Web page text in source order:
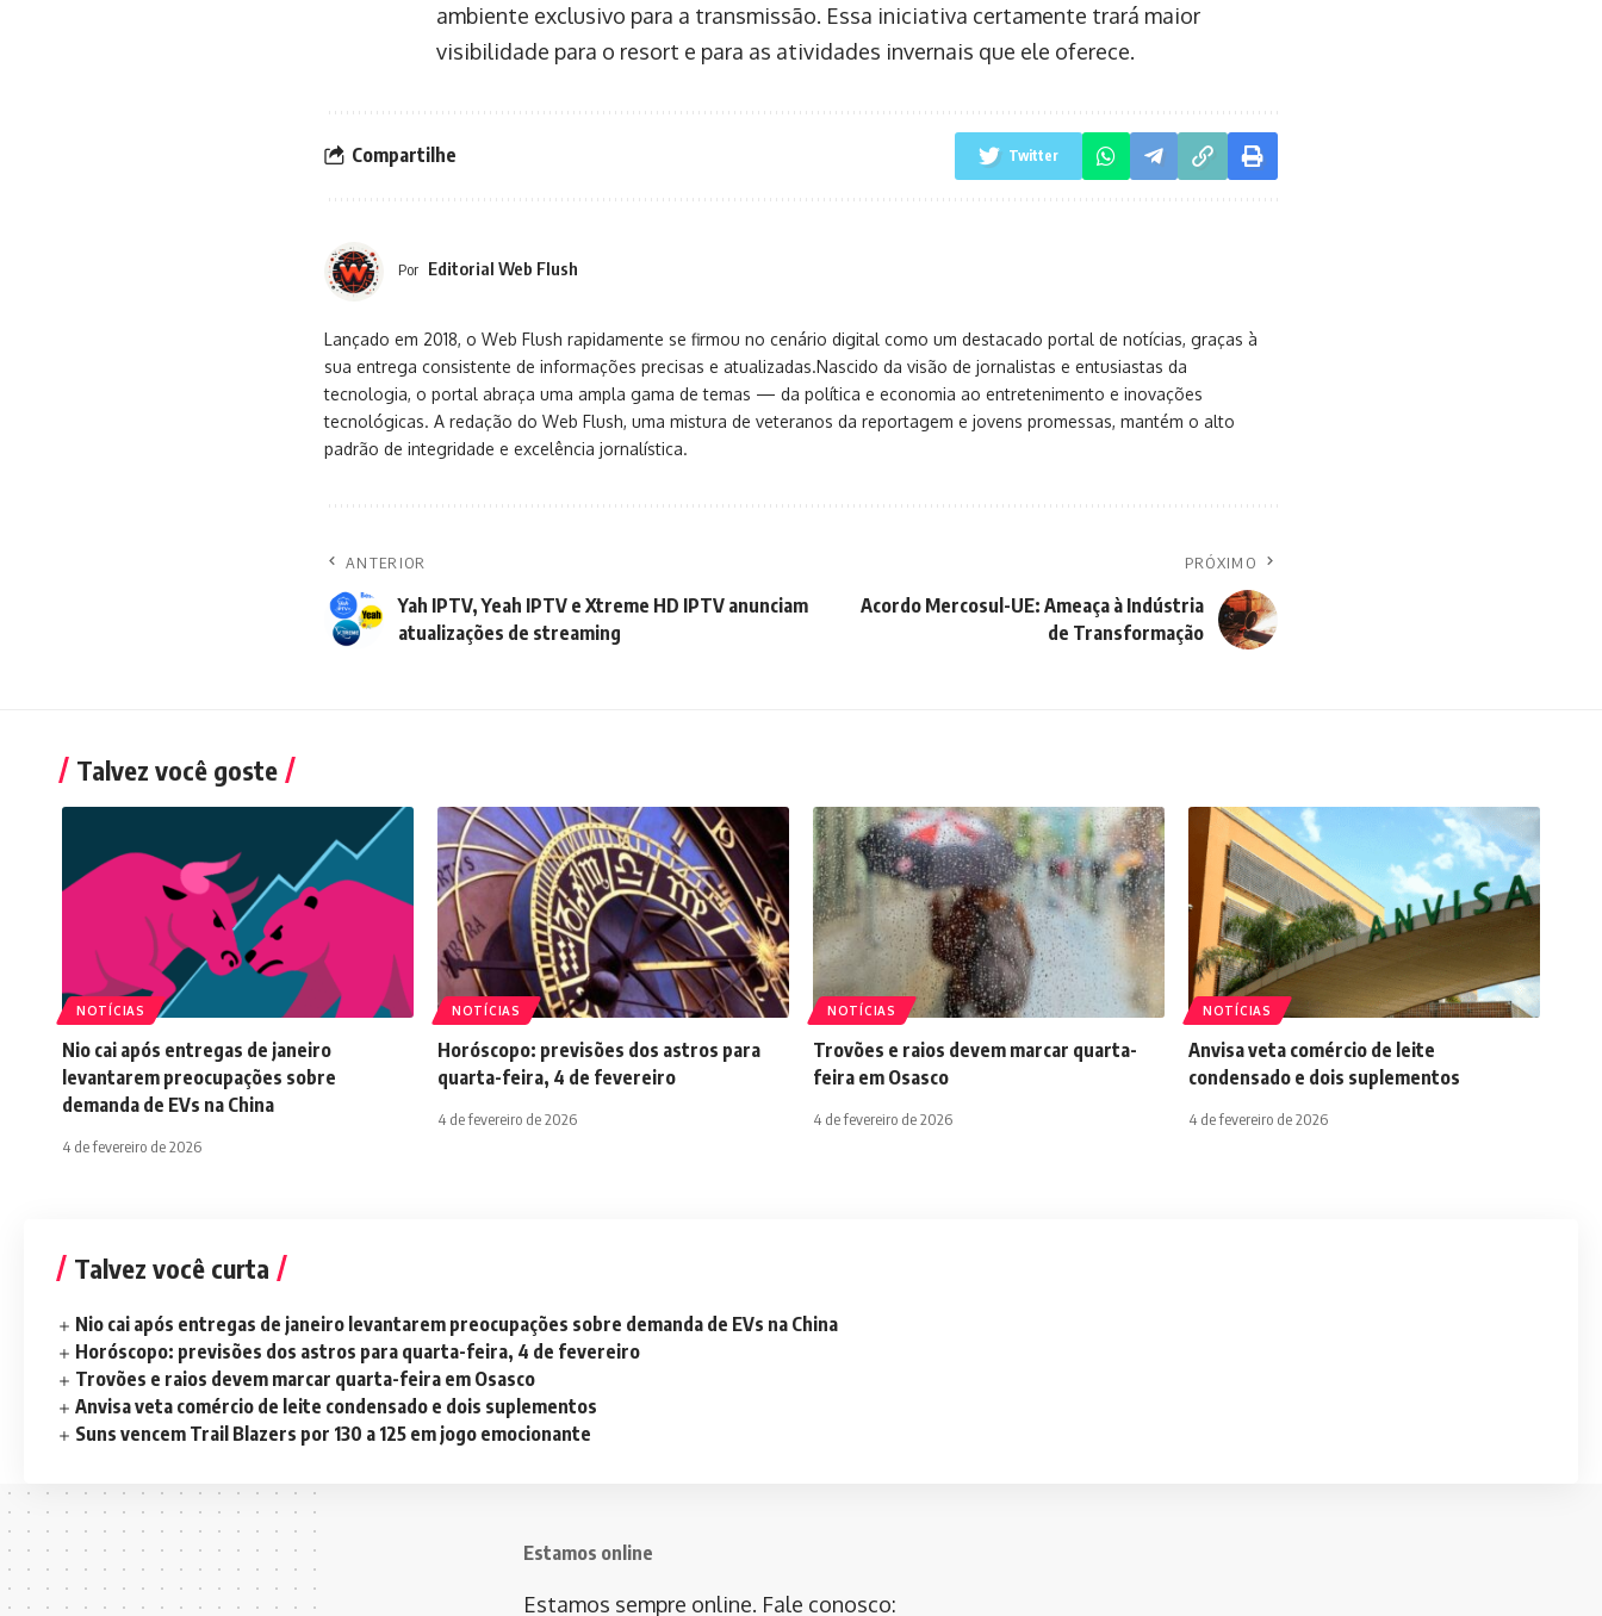
ambiente exclusivo para a transmissão. Essa iniciativa certamente trará maior
visibilidade para o resort e para as atividades invernais que ele oferece.
Compartilhe Twitter
Por Editorial Web Flush
Lançado em 2018, o Web Flush rapidamente se firmou no cenário digital como um destacado portal de notícias, graças à
sua entrega consistente de informações precisas e atualizadas.Nascido da visão de jornalistas e entusiastas da
tecnologia, o portal abraça uma ampla gama de temas — da política e economia ao entretenimento e inovações
tecnológicas. A redação do Web Flush, uma mistura de veteranos da reportagem e jovens promessas, mantém o alto
padrão de integridade e excelência jornalística.
ANTERIOR
Yah IPTV, Yeah IPTV e Xtreme HD IPTV anunciam
atualizações de streaming
PRÓXIMO
Acordo Mercosul-UE: Ameaça à Indústria
de Transformação
Talvez você goste
NOTÍCIAS
Nio cai após entregas de janeiro
levantarem preocupações sobre
demanda de EVs na China
4 de fevereiro de 2026
NOTÍCIAS
Horóscopo: previsões dos astros para
quarta-feira, 4 de fevereiro
4 de fevereiro de 2026
NOTÍCIAS
Trovões e raios devem marcar quarta-
feira em Osasco
4 de fevereiro de 2026
NOTÍCIAS
Anvisa veta comércio de leite
condensado e dois suplementos
4 de fevereiro de 2026
Talvez você curta
Nio cai após entregas de janeiro levantarem preocupações sobre demanda de EVs na China
Horóscopo: previsões dos astros para quarta-feira, 4 de fevereiro
Trovões e raios devem marcar quarta-feira em Osasco
Anvisa veta comércio de leite condensado e dois suplementos
Suns vencem Trail Blazers por 130 a 125 em jogo emocionante
Estamos online
Estamos sempre online. Fale conosco: